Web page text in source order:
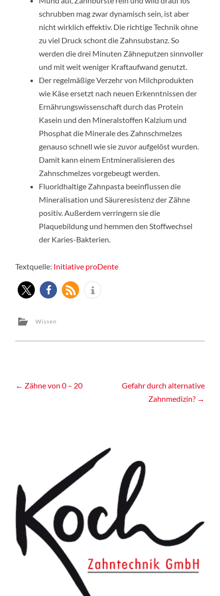
schrubben mag zwar dynamisch sein, ist aber
nicht wirklich effektiv. Die richtige Technik ohne
zu viel Druck schont die Zahnsubstanz. So
werden die drei Minuten Zähneputzen sinnvoller
und mit weit weniger Kraftaufwand genutzt.
Der regelmäßige Verzehr von Milchprodukten
wie Käse ersetzt nach neuen Erkenntnissen der
Ernährungswissenschaft durch das Protein
Kasein und den Mineralstoffen Kalzium und
Phosphat die Minerale des Zahnschmelzes
genauso schnell wie sie zuvor aufgelöst wurden.
Damit kann einem Entmineralisieren des
Zahnschmelzes vorgebeugt werden.
Fluoridhaltige Zahnpasta beeinflussen die
Mineralisation und Säureresistenz der Zähne
positiv. Außerdem verringern sie die
Plaquebildung und hemmen den Stoffwechsel
der Karies-Bakterien.
Textquelle: Initiative proDente
Wissen
Post
← Zähne von 0 – 20
Gefahr durch alternative
Zahnmedizin? →